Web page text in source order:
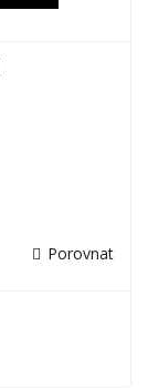
Porovnat